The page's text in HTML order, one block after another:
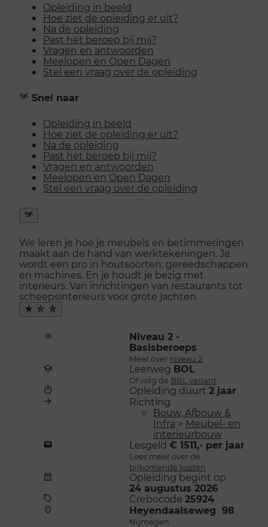
Opleiding in beeld
Hoe ziet de opleiding er uit?
Na de opleiding
Past het beroep bij mij?
Vragen en antwoorden
Meelopen en Open Dagen
Stel een vraag over de opleiding
Snel naar
Opleiding in beeld
Hoe ziet de opleiding er uit?
Na de opleiding
Past het beroep bij mij?
Vragen en antwoorden
Meelopen en Open Dagen
Stel een vraag over de opleiding
Snel
naar
menu
openen
We leren je hoe je meubels en betimmeringen
maakt aan de hand van werktekeningen. Je
wordt een pro in houtsoorten, gereedschappen
en machines. En je houdt je bezig met
interieurs. Van inrichtingen van restaurants tot
scheepsinterieurs voor grote jachten.
Maak
favoriet
Niveau 2 -
Basisberoeps
Meer over niveau 2
Leerweg BOL
Of volg de BBL variant
Opleiding duurt 2 jaar
Richting
Bouw, Afbouw &
Infra > Meubel- en
interieurbouw
Lesgeld € 1511,- per jaar
Lees meer over de
bijkomende kosten
Opleiding begint op
24 augustus 2026
Crebocode 25924
Heyendaalseweg 98
Nijmegen